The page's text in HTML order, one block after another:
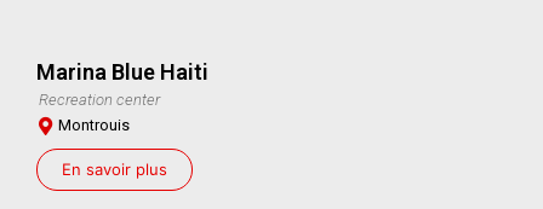
Marina Blue Haiti
Recreation center
Montrouis
En savoir plus